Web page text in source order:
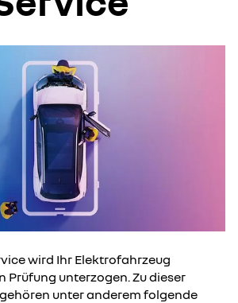
wird Ihr Elektrofahrzeug
Prüfung unterzogen. Zu dieser
unter anderem folgende